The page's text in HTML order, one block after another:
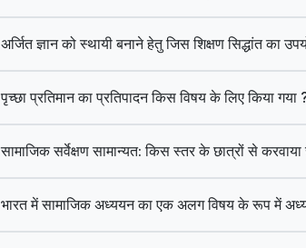
अर्जित ज्ञान को स्थायी बनाने हेतु जिस शिक्षण सिद्धांत का
पृच्छा प्रतिमान का प्रतिपादन किस विषय के लिए किया गया
सामाजिक सर्वेक्षण सामान्यत: किस स्तर के छात्रों से करवाया
भारत में सामाजिक अध्ययन का एक अलग विषय के रूप में